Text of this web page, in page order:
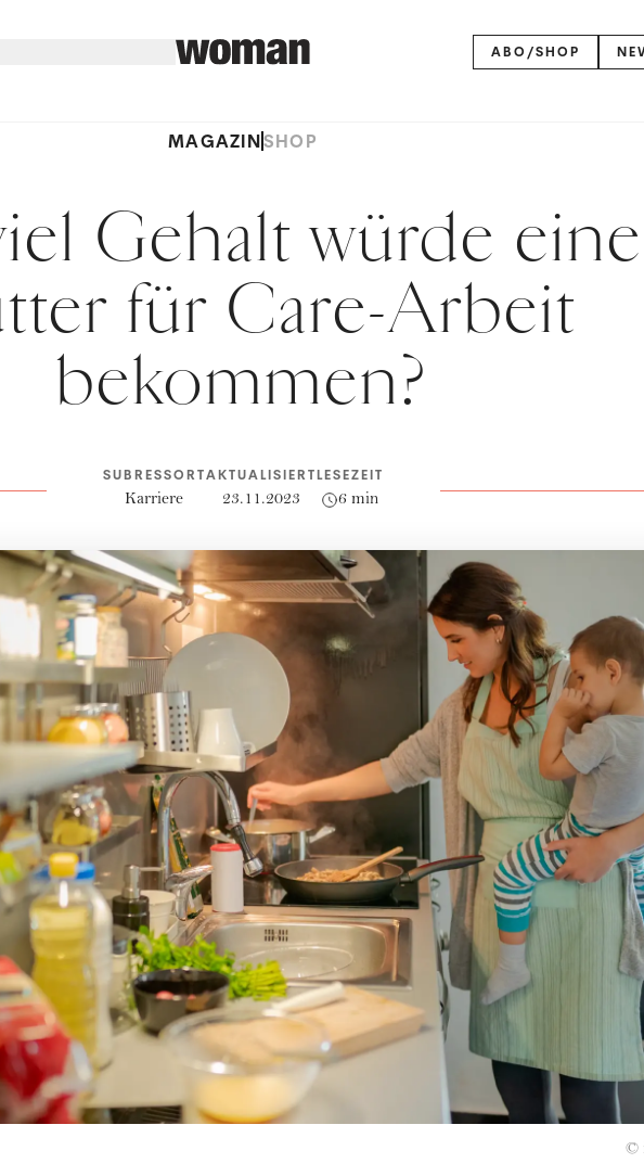
ABO/SHOP
MAGAZINSHOP
Gehalt würde eine
für Care-Arbeit
bekommen?
SUBRESSORT
Karriere
AKTUALISIERT
23.11.2023
LESEZEIT
6 min
©